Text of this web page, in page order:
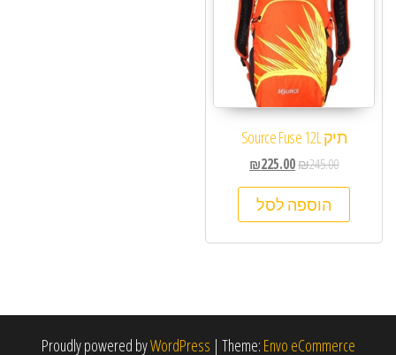
תיק Source Fuse 12L
₪245.00
₪225.00
הוספה לסל
Proudly powered byWordPress | Theme: Envo eCommerce